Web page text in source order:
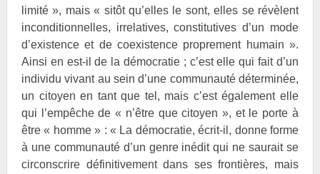
limité », mais « sitôt qu’elles le sont, elles se révèlent
inconditionnelles, irrelatives, constitutives d’un mode
d’existence et de coexistence proprement humain ».
Ainsi en est-il de la démocratie ; c’est elle qui fait d’un
individu vivant au sein d’une communauté déterminée,
un citoyen en tant que tel, mais c’est également elle
qui l’empêche de « n’être que citoyen », et le porte à
être « homme » : « La démocratie, écrit-il, donne forme
à une communauté d’un genre inédit qui ne saurait se
circonscrire définitivement dans ses frontières, mais